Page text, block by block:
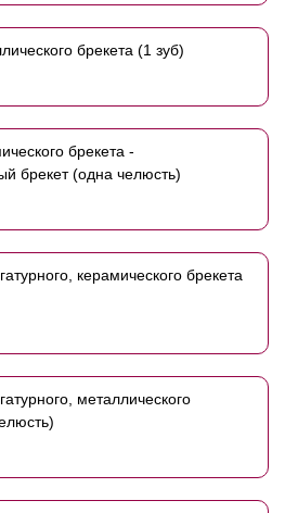
брекета (1 зуб)
брекета -
брекет (одна челюсть)
керамического брекета
металлического